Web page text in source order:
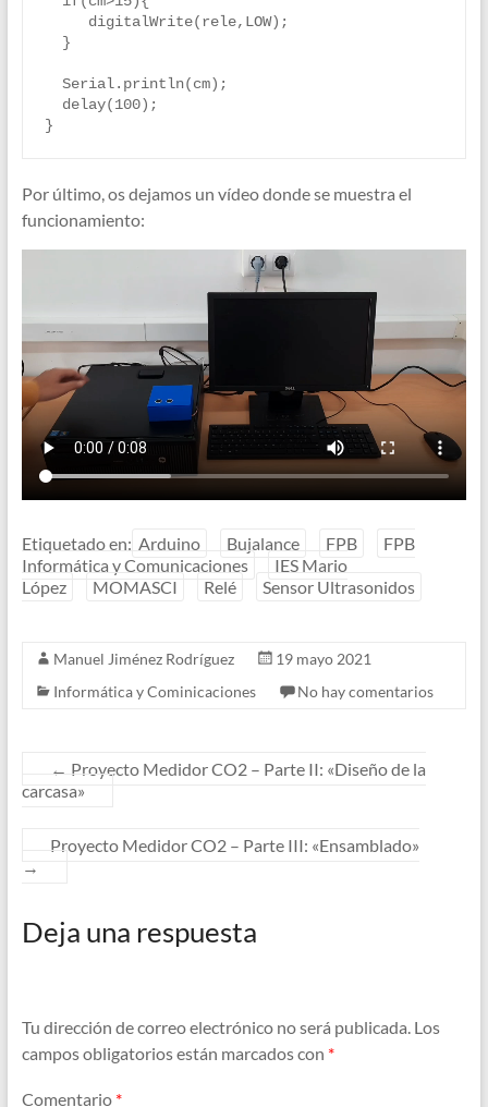
}
Por último, os dejamos un vídeo donde se muestra el
funcionamiento:
Etiquetado en: Arduino Bujalance FPB
FPB
Informática y Comunicaciones
IES Mario
López
MOMASCI Relé Sensor Ultrasonidos
Manuel Jiménez Rodríguez
19 mayo 2021
Informática y Cominicaciones
No hay comentarios
← Proyecto Medidor CO2 – Parte II: «Diseño de la
carcasa»
Proyecto Medidor CO2 – Parte III: «Ensamblado»
→
Deja una respuesta
Tu dirección de correo electrónico no será publicada. Los
campos obligatorios están marcados con *
Comentario *